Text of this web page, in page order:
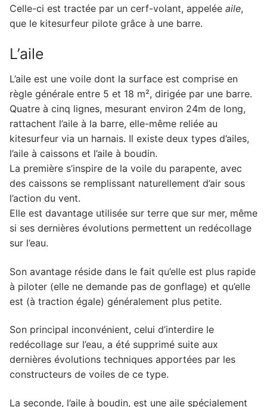
1.4. Le harnais
2. Les disciplines
3. Où pratiquer ?
4. A qui cela s'adresse-t-il ?
5. Le budget à y consacrer
Celle-ci est tractée par un cerf-volant, appelée aile,
que le kitesurfeur pilote grâce à une barre.
L’aile
L’aile est une voile dont la surface est comprise en
règle générale entre 5 et 18 m², dirigée par une barre.
Quatre à cinq lignes, mesurant environ 24m de long,
rattachent l’aile à la barre, elle-même reliée au
kitesurfeur via un harnais. Il existe deux types d’ailes,
l’aile à caissons et l’aile à boudin.
La première s’inspire de la voile du parapente, avec
des caissons se remplissant naturellement d’air sous
l’action du vent.
Elle est davantage utilisée sur terre que sur mer, même
si ses dernières évolutions permettent un redécollage
sur l’eau.
Son avantage réside dans le fait qu’elle est plus rapide
à piloter (elle ne demande pas de gonflage) et qu’elle
est (à traction égale) généralement plus petite.
Son principal inconvénient, celui d’interdire le
redécollage sur l’eau, a été supprimé suite aux
dernières évolutions techniques apportées par les
constructeurs de voiles de ce type.
La seconde, l’aile à boudin, est une aile spécialement